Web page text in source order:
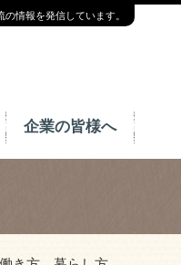
情報を発信しています。
企業の皆様へ